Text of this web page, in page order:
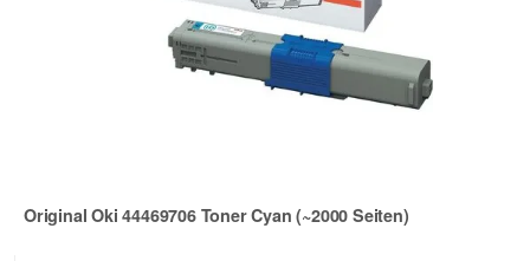
Original Oki 44469706 Toner Cyan (~2000 Seiten)
Zur Artikelbewertung